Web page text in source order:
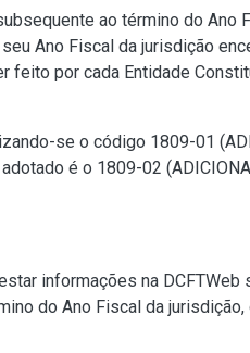
ao término do Ano
Ano Fiscal da jurisdição
por cada Entidade
se o código 1809-01
é o 1809-02
informações na
do Ano Fiscal da